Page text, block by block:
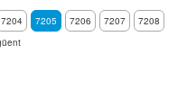
7204 7205 7206 7207
7208